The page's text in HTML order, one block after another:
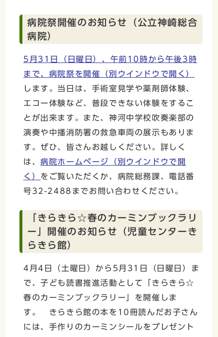
病院祭開催のお知らせ（公立神崎総合
病院）
5月31日（日曜日）、午前10時から午後3時
まで、病院祭を開催
（別ウインドウで開く）
します。当日は、手術室見学や薬剤師体験、
エコー体験など、普段できない体験をするこ
とが出来ます。また、神河中学校吹奏楽部の
演奏や中播消防署の救急車両の展示もありま
す。ぜひ、皆さんお越しください。詳しく
は、病院ホームページ
（別ウインドウで開
く） をご覧いただくか、病院総務課、電話番
号32-2488までお問い合わせください。
「きらきら☆春のカーミンブックラリ
ー」開催のお知らせ（児童センターき
らきら館）
4月4日（土曜日）から5月31日（日曜日）ま
で、子ども読書推進活動として「きらきら☆
春のカーミンブックラリー」を開催しま
す。 きらきら館の本を10冊読んだお子さん
には、手作りのカーミンシールをプレゼント